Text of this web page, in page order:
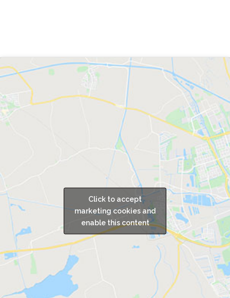
Click to accept
marketing cookies and
enable this content